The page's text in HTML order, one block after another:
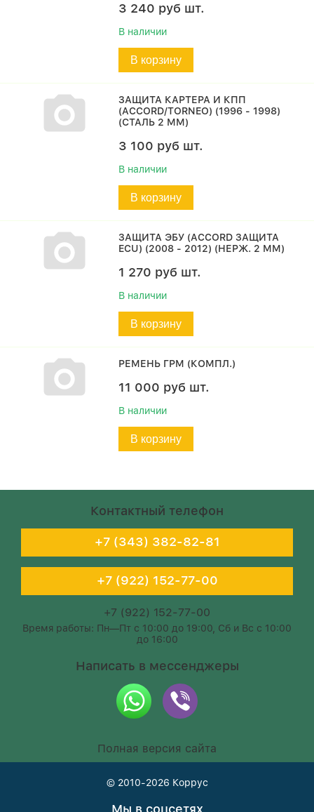
3 240 руб шт.
В наличии
В корзину
ЗАЩИТА КАРТЕРА И КПП
(ACCORD/TORNEO) (1996 - 1998)
(СТАЛЬ 2 ММ)
3 100 руб шт.
В наличии
В корзину
ЗАЩИТА ЭБУ (ACCORD ЗАЩИТА
ECU) (2008 - 2012) (НЕРЖ. 2 ММ)
1 270 руб шт.
В наличии
В корзину
РЕМЕНЬ ГРМ (КОМПЛ.)
11 000 руб шт.
В наличии
В корзину
Контактный телефон
+7 (343) 382-82-81
+7 (922) 152-77-00
+7 (922) 152-77-00
Время работы: Пн—Пт с 10:00 до 19:00, Сб и Вс с 10:00
до 16:00
Написать в мессенджеры
Полная версия сайта
© 2010-2026 Коррус